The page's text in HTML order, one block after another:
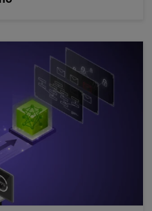
引擎在 Python 或 C++ 中构